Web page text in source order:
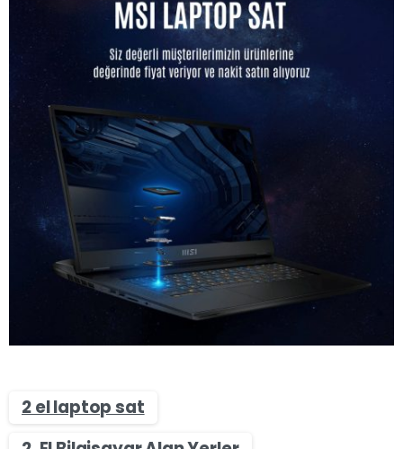
2 el laptop sat